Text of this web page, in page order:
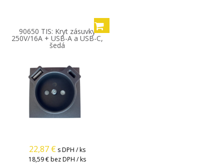
90650 TIS: Kryt zásuvky
250V/16A + USB-A a USB-C,
šedá
22,87 € s DPH / ks
18,59 €bez DPH / ks